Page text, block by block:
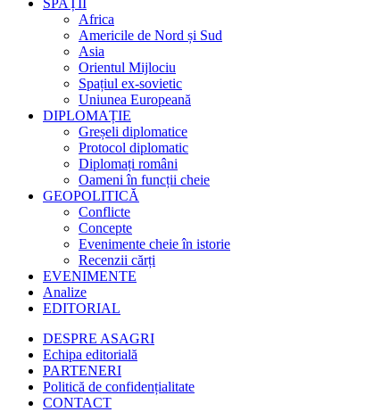
SPAȚII
Africa
Americile de Nord și Sud
Asia
Orientul Mijlociu
Spațiul ex-sovietic
Uniunea Europeană
DIPLOMAȚIE
Greșeli diplomatice
Protocol diplomatic
Diplomați români
Oameni în funcții cheie
GEOPOLITICĂ
Conflicte
Concepte
Evenimente cheie în istorie
Recenzii cărți
EVENIMENTE
Analize
EDITORIAL
DESPRE ASAGRI
Echipa editorială
PARTENERI
Politică de confidențialitate
CONTACT